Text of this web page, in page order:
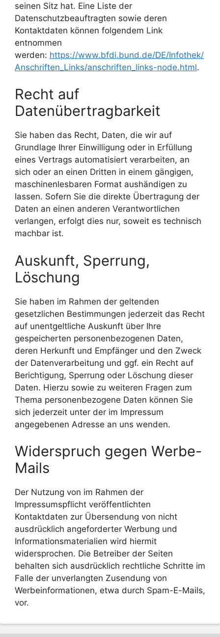
seinen Sitz hat. Eine Liste der
Datenschutzbeauftragten sowie deren
Kontaktdaten können folgendem Link
entnommen
werden: https://www.bfdi.bund.de/DE/Infothek/
Anschriften_Links/anschriften_links-node.html.
Recht auf
Datenübertragbarkeit
Sie haben das Recht, Daten, die wir auf
Grundlage Ihrer Einwilligung oder in Erfüllung
eines Vertrags automatisiert verarbeiten, an
sich oder an einen Dritten in einem gängigen,
maschinenlesbaren Format aushändigen zu
lassen. Sofern Sie die direkte Übertragung der
Daten an einen anderen Verantwortlichen
verlangen, erfolgt dies nur, soweit es technisch
machbar ist.
Auskunft, Sperrung,
Löschung
Sie haben im Rahmen der geltenden
gesetzlichen Bestimmungen jederzeit das Recht
auf unentgeltliche Auskunft über Ihre
gespeicherten personenbezogenen Daten,
deren Herkunft und Empfänger und den Zweck
der Datenverarbeitung und ggf. ein Recht auf
Berichtigung, Sperrung oder Löschung dieser
Daten. Hierzu sowie zu weiteren Fragen zum
Thema personenbezogene Daten können Sie
sich jederzeit unter der im Impressum
angegebenen Adresse an uns wenden.
Widerspruch gegen Werbe-
Mails
Der Nutzung von im Rahmen der
Impressumspflicht veröffentlichten
Kontaktdaten zur Übersendung von nicht
ausdrücklich angeforderter Werbung und
Informationsmaterialien wird hiermit
widersprochen. Die Betreiber der Seiten
behalten sich ausdrücklich rechtliche Schritte im
Falle der unverlangten Zusendung von
Werbeinformationen, etwa durch Spam-E-Mails,
vor.